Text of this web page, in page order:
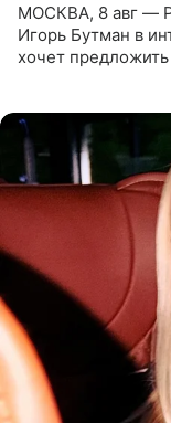
МОСКВА, 8 авг —
Игорь Бутман в
хочет